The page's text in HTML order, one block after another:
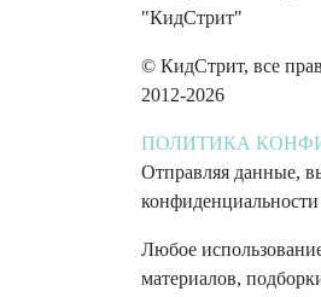
"КидСтрит"
© КидСтрит, все
2012-2026
ПОЛИТИКА
Отправляя данные,
конфиденциальности
Любое
материалов,